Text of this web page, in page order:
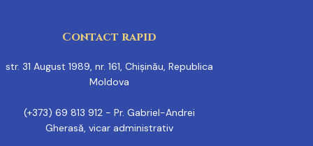
Contact rapid
str. 31 August 1989, nr. 161, Chișinău, Republica
Moldova
(+373) 69 813 912 - Pr. Gabriel-Andrei
Gherasă, vicar administrativ